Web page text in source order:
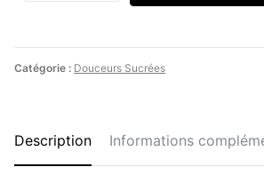
d’Épices
–
Artisanale
Catégorie : Douceurs Sucrées
Description Informations